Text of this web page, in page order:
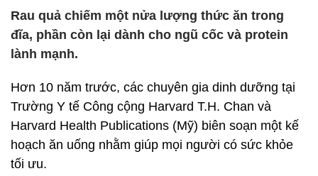
Rau quả chiếm một nửa lượng thức ăn trong
đĩa, phần còn lại dành cho ngũ cốc và protein
lành mạnh.
Hơn 10 năm trước, các chuyên gia dinh dưỡng tại
Trường Y tế Công cộng Harvard T.H. Chan và
Harvard Health Publications (Mỹ) biên soạn một kế
hoạch ăn uống nhằm giúp mọi người có sức khỏe
tối ưu.